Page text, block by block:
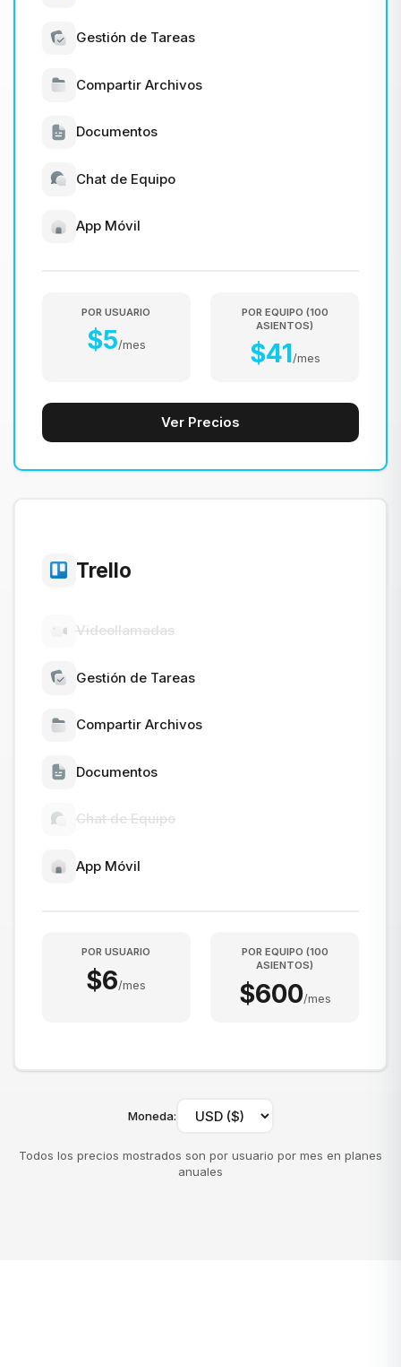
Gestión de Tareas
Compartir Archivos
Documentos
Chat de Equipo
App Móvil
POR USUARIO
$5/mes
POR EQUIPO (100
ASIENTOS)
$41/mes
Ver Precios
Trello
Videollamadas
Gestión de Tareas
Compartir Archivos
Documentos
Chat de Equipo
App Móvil
POR USUARIO
$6/mes
POR EQUIPO (100
ASIENTOS)
$600/mes
Moneda:
Todos los precios mostrados son por usuario por mes en planes
anuales